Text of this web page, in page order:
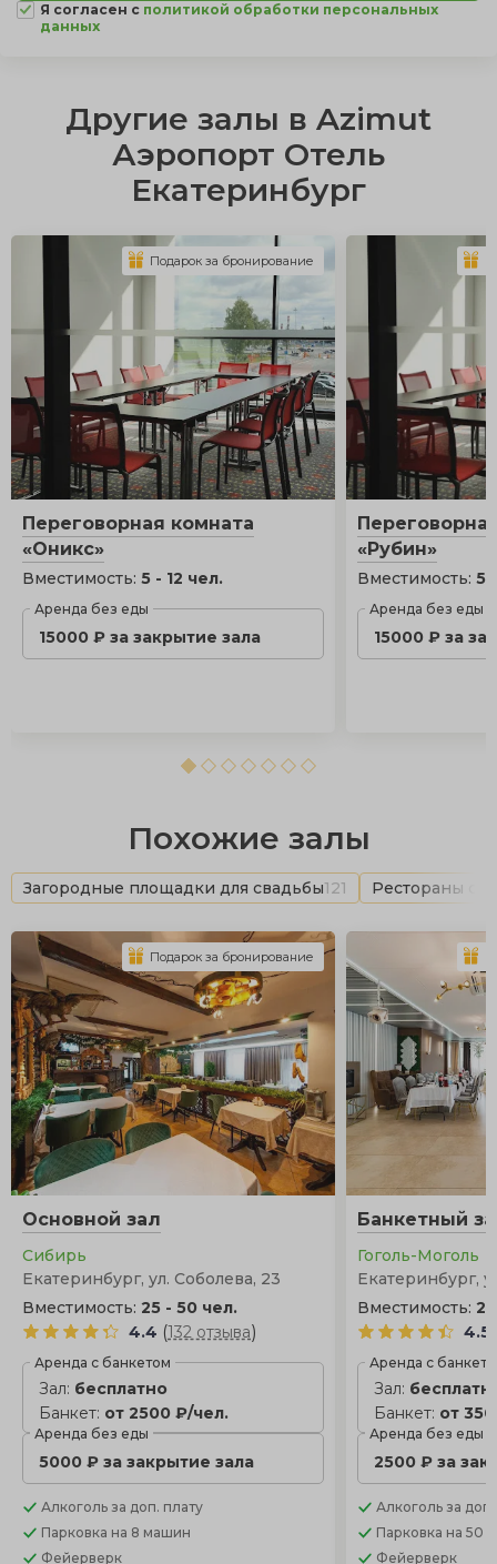
Я согласен с политикой обработки персональных
данных
Другие залы в Azimut
Аэропорт Отель
Екатеринбург
Переговорная комната
«Оникс»
Вместимость: 5 - 12 чел.
Аренда без еды
15000 ₽ за закрытие зала
Подарок за бронирование
«Рубин»
Вместимость:5
Аренда без еды
15000 ₽ за
Похожие залы
Загородные площадки для свадьбы121 Рестораны с
Основной зал
Сибирь
Екатеринбург, ул. Соболева, 23
Вместимость: 25 - 50 чел.
4.4 (132 отзыва)
Аренда с банкетом
Зал: бесплатно
Банкет: от 2500 ₽/чел.
Аренда без еды
5000 ₽ за закрытие зала
Алкоголь за доп. плату
Парковка на 8 машин
Фейерверк
Подарок за бронирование
Банкетный
Гоголь-Моголь
Екатеринбург,
Вместимость:
4.5
Аренда с
Зал:
Банкет: от
Аренда без еды
2500 ₽ за
Алкоголь за
Парковка на 50
Фейерверк